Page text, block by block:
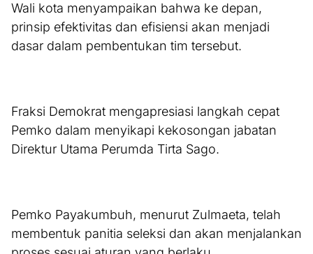
Wali kota menyampaikan bahwa ke depan,
prinsip efektivitas dan efisiensi akan menjadi
dasar dalam pembentukan tim tersebut.
Fraksi Demokrat mengapresiasi langkah cepat
Pemko dalam menyikapi kekosongan jabatan
Direktur Utama Perumda Tirta Sago.
Pemko Payakumbuh, menurut Zulmaeta, telah
membentuk panitia seleksi dan akan menjalankan